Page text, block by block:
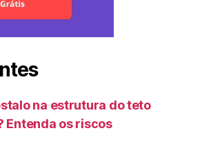
na estrutura do teto
Entenda os riscos